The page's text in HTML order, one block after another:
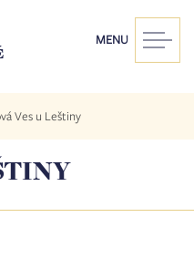
MENU
Ves u Leštiny